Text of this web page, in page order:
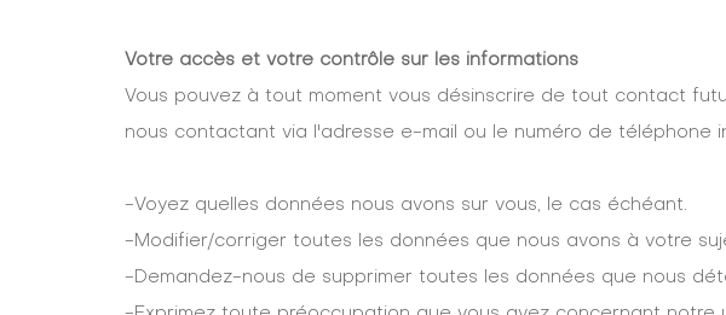
Votre accès et votre contrôle sur les informations
Vous pouvez à tout moment vous désinscrire de tout contact
nous contactant via l'adresse e-mail ou le numéro de téléphone
-Voyez quelles données nous avons sur vous, le cas échéant.
-Modifier/corriger toutes les données que nous avons à votre
-Demandez-nous de supprimer toutes les données que nous